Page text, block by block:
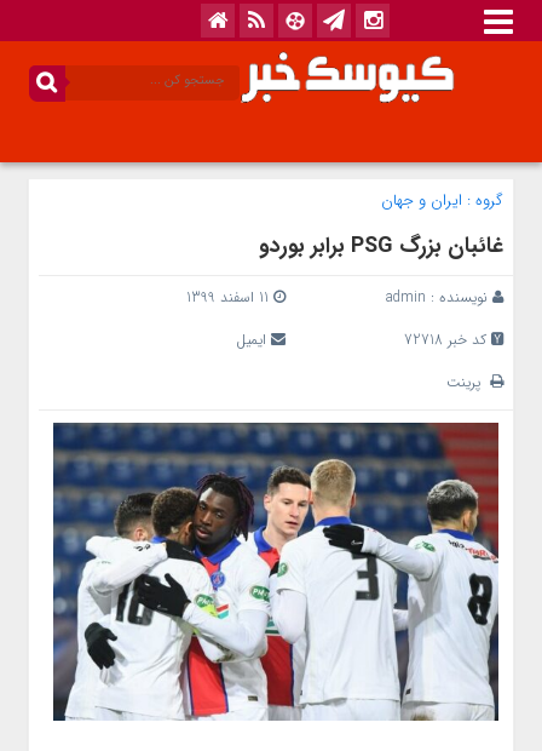
گروه : ایران و جهان
غائبان بزرگ PSG برابر بوردو
نویسنده : admin
کد خبر 72718
ایمیل
پرینت